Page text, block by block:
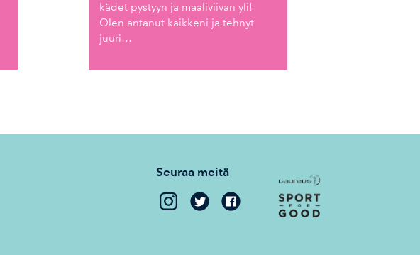
kädet pystyyn ja maaliviivan yli!
Olen antanut kaikkeni ja tehnyt
juuri…
Seuraa meitä
Kaisa
Sali
Kaisa
Sali